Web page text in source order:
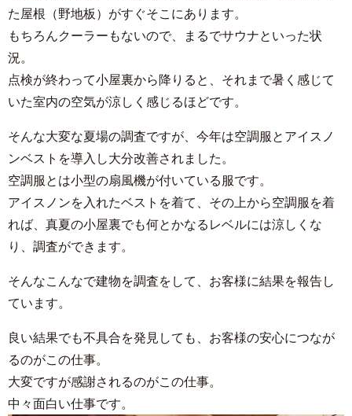
た屋根（野地板）がすぐそこにあります。
もちろんクーラーもないので、まるでサウナといった状
況。
点検が終わって小屋裏から降りると、それまで暑く感じて
いた室内の空気が涼しく感じるほどです。
そんな大変な夏場の調査ですが、今年は空調服とアイスノ
ンベストを導入し大分改善されました。
空調服とは小型の扇風機が付いている服です。
アイスノンを入れたベストを着て、その上から空調服を着
れば、真夏の小屋裏でも何とかなるレベルには涼しくな
り、調査ができます。
そんなこんなで建物を調査をして、お客様に結果を報告し
ています。
良い結果でも不具合を発見しても、お客様の安心につなが
るのがこの仕事。
大変ですが感謝されるのがこの仕事。
中々面白い仕事です。